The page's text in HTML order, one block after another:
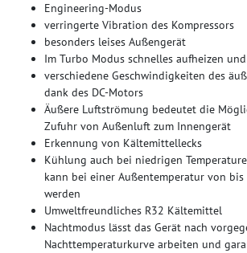
Engineering-Modus
verringerte Vibration des Kompressors
besonders leises Außengerät
Im Turbo Modus schnelles aufheizen
verschiedene Geschwindigkeiten des
dank des DC-Motors
Äußere Luftströmung bedeutet die
Zufuhr von Außenluft zum Innengerät
Erkennung von Kältemittellecks
Kühlung auch bei niedrigen
kann bei einer Außentemperatur von bis
werden
Umweltfreundliches R32 Kältemittel
Nachtmodus lässt das Gerät nach
Nachttemperaturkurve arbeiten und